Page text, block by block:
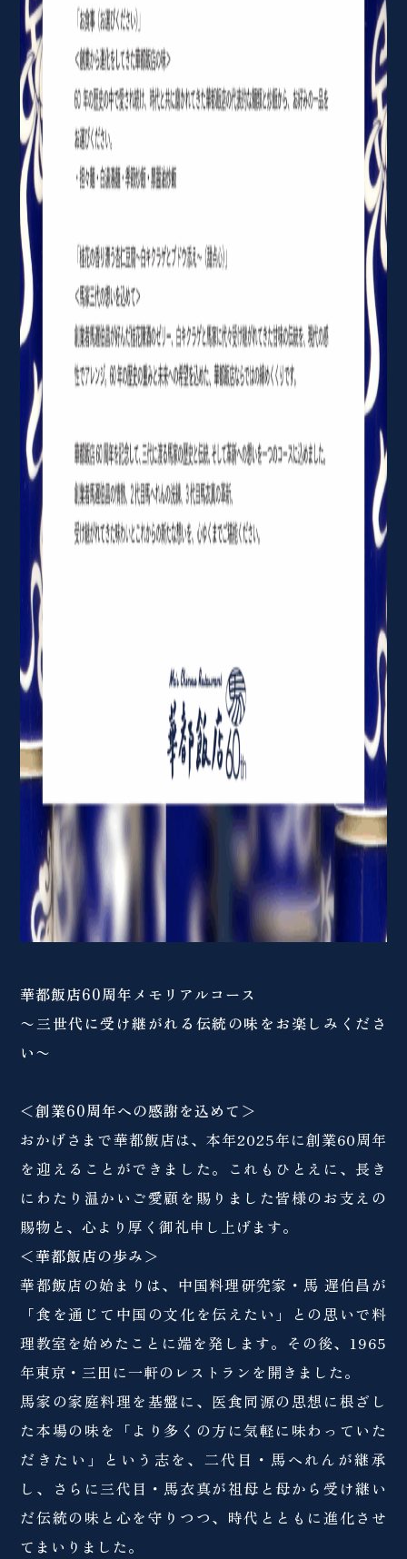
華都飯店60周年メモリアルコース
〜三世代に受け継がれる伝統の味をお楽しみくださ
い〜
＜創業60周年への感謝を込めて＞
おかげさまで華都飯店は、本年2025年に創業60周年
を迎えることができました。これもひとえに、長き
にわたり温かいご愛顧を賜りました皆様のお支えの
賜物と、心より厚く御礼申し上げます。
＜華都飯店の歩み＞
華都飯店の始まりは、中国料理研究家・馬 遅伯昌が
「食を通じて中国の文化を伝えたい」との思いで料
理教室を始めたことに端を発します。その後、1965
年東京・三田に一軒のレストランを開きました。
馬家の家庭料理を基盤に、医食同源の思想に根ざし
た本場の味を「より多くの方に気軽に味わっていた
だきたい」という志を、二代目・馬へれんが継承
し、さらに三代目・馬衣真が祖母と母から受け継い
だ伝統の味と心を守りつつ、時代とともに進化させ
てまいりました。